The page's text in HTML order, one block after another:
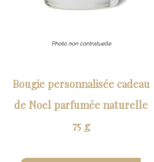
Bougie personnalisée cadeau
de Noel parfumée naturelle
75 g